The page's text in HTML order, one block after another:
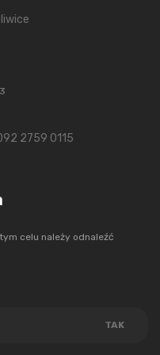
2759 0115
celu należy odnaleźć